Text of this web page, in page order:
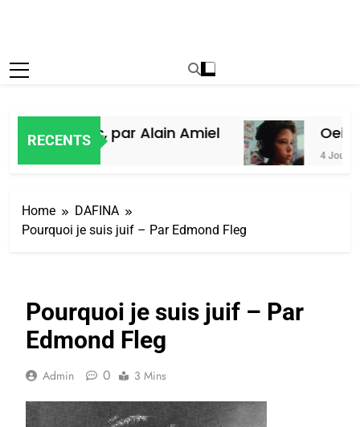
RECENTS
du Maroc, par Alain Amiel Oeil
4 Jours
Home
DAFINA
Pourquoi je suis juif – Par Edmond Fleg
Pourquoi je suis juif – Par
Edmond Fleg
Admin 0 3 Mins